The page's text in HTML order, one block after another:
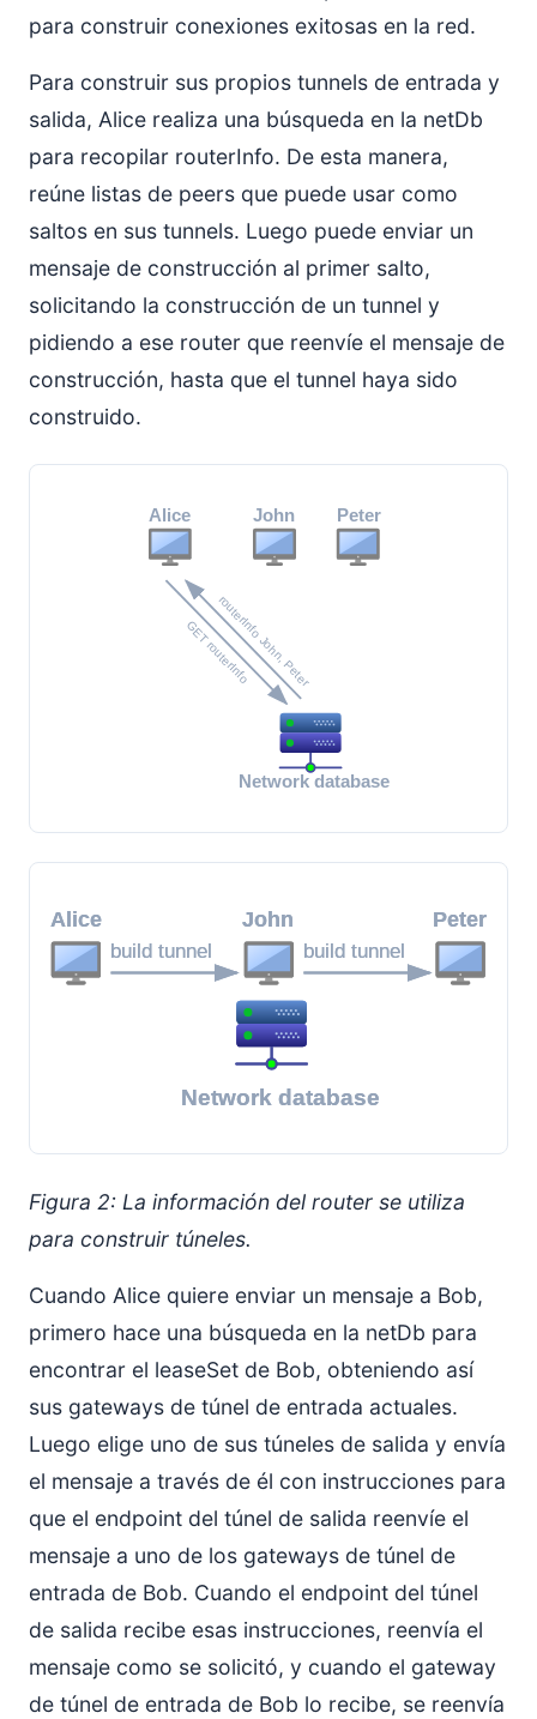
para construir conexiones exitosas en la red.
Para construir sus propios tunnels de entrada y
salida, Alice realiza una búsqueda en la netDb
para recopilar routerInfo. De esta manera,
reúne listas de peers que puede usar como
saltos en sus tunnels. Luego puede enviar un
mensaje de construcción al primer salto,
solicitando la construcción de un tunnel y
pidiendo a ese router que reenvíe el mensaje de
construcción, hasta que el tunnel haya sido
construido.
Figura 2: La información del router se utiliza
para construir túneles.
Cuando Alice quiere enviar un mensaje a Bob,
primero hace una búsqueda en la netDb para
encontrar el leaseSet de Bob, obteniendo así
sus gateways de túnel de entrada actuales.
Luego elige uno de sus túneles de salida y envía
el mensaje a través de él con instrucciones para
que el endpoint del túnel de salida reenvíe el
mensaje a uno de los gateways de túnel de
entrada de Bob. Cuando el endpoint del túnel
de salida recibe esas instrucciones, reenvía el
mensaje como se solicitó, y cuando el gateway
de túnel de entrada de Bob lo recibe, se reenvía